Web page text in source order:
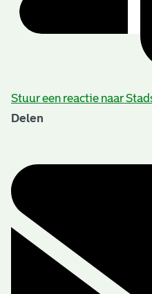
Stuur een reactie naar
Delen